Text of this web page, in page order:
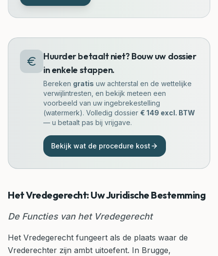
Huurder betaalt niet? Bouw uw dossier
in enkele stappen.
Bereken gratis uw achterstal en de wettelijke
verwijlintresten, en bekijk meteen een
voorbeeld van uw ingebrekestelling
(watermerk). Volledig dossier € 149 excl. BTW
— u betaalt pas bij vrijgave.
Bekijk wat de procedure kost
Het Vredegerecht: Uw Juridische Bestemming
De Functies van het Vredegerecht
Het Vredegerecht fungeert als de plaats waar de
Vrederechter zijn ambt uitoefent. In Brugge,